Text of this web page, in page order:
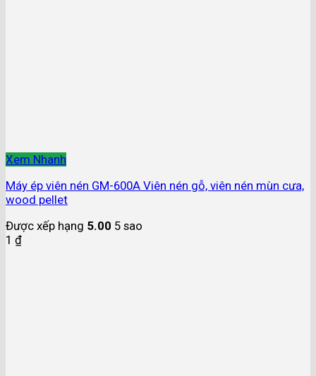
Xem Nhanh
Máy ép viên nén GM-600A Viên nén gỗ, viên nén mùn cưa,
wood pellet
Được xếp hạng 5.00 5 sao
1 ₫